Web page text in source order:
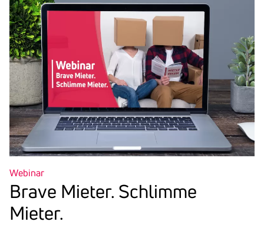
Webinar
Brave Mieter. Schlimme
Mieter.